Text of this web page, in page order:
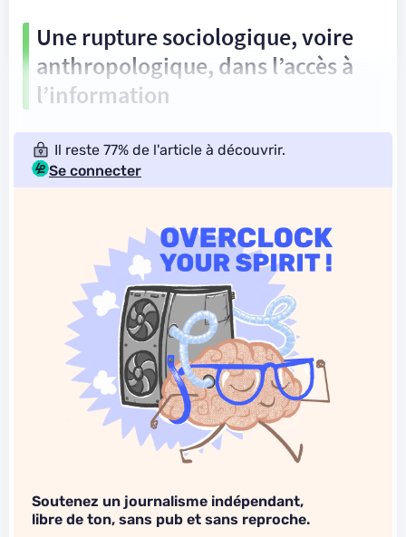
Une rupture sociologique, voire
anthropologique, dans l’accès à
l’information
Il reste 77% de l'article à découvrir.
Se connecter
Soutenez un journalisme indépendant,
libre de ton, sans pub et sans reproche.